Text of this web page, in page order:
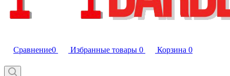
Сравнение0 Избранные товары 0 Корзина 0